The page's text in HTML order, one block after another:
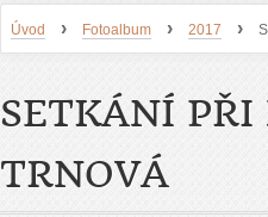
Úvod › Fotoalbum › 2017 ›
SETKÁNÍ PŘI
TRNOVÁ